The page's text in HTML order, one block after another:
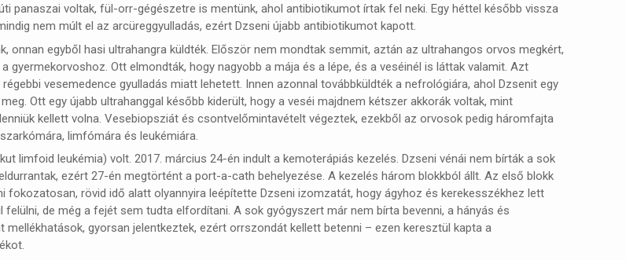
panaszai voltak, fül-orr-gégészetre is mentünk, ahol antibiotikumot írtak fel neki. Egy héttel később vissza
nem múlt el az arcüreggyulladás, ezért Dzseni újabb antibiotikumot kapott.
onnan egyből hasi ultrahangra küldték. Először nem mondtak semmit, aztán az ultrahangos orvos megkért,
gyermekorvoshoz. Ott elmondták, hogy nagyobb a mája és a lépe, és a veséinél is láttak valamit. Azt
vesemedence gyulladás miatt lehetett. Innen azonnal továbbküldték a nefrológiára, ahol Dzsenit egy
Ott egy újabb ultrahanggal később kiderült, hogy a veséi majdnem kétszer akkorák voltak, mint
kellett volna. Vesebiopsziát és csontvelőmintavételt végeztek, ezekből az orvosok pedig háromfajta
limfómára és leukémiára.
limfoid leukémia) volt. 2017. március 24-én indult a kemoterápiás kezelés. Dzseni vénái nem bírták a sok
ezért 27-én megtörtént a port-a-cath behelyezése. A kezelés három blokkból állt. Az első blokk
fokozatosan, rövid idő alatt olyannyira leépítette Dzseni izomzatát, hogy ágyhoz és kerekesszékhez lett
felülni, de még a fejét sem tudta elfordítani. A sok gyógyszert már nem bírta bevenni, a hányás és
mellékhatások, gyorsan jelentkeztek, ezért orrszondát kellett betenni – ezen keresztül kapta a